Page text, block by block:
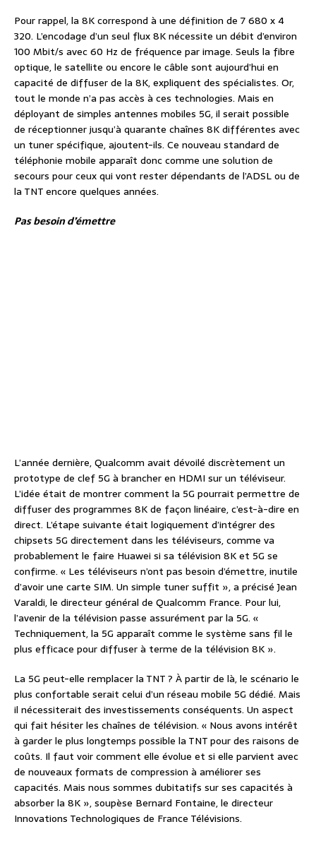
Pour rappel, la 8K correspond à une définition de 7 680 x 4
320. L’encodage d’un seul flux 8K nécessite un débit d’environ
100 Mbit/s avec 60 Hz de fréquence par image. Seuls la fibre
optique, le satellite ou encore le câble sont aujourd’hui en
capacité de diffuser de la 8K, expliquent des spécialistes. Or,
tout le monde n’a pas accès à ces technologies. Mais en
déployant de simples antennes mobiles 5G, il serait possible
de réceptionner jusqu’à quarante chaînes 8K différentes avec
un tuner spécifique, ajoutent-ils. Ce nouveau standard de
téléphonie mobile apparaît donc comme une solution de
secours pour ceux qui vont rester dépendants de l’ADSL ou de
la TNT encore quelques années.
Pas besoin d’émettre
L’année dernière, Qualcomm avait dévoilé discrètement un
prototype de clef 5G à brancher en HDMI sur un téléviseur.
L’idée était de montrer comment la 5G pourrait permettre de
diffuser des programmes 8K de façon linéaire, c’est-à-dire en
direct. L’étape suivante était logiquement d’intégrer des
chipsets 5G directement dans les téléviseurs, comme va
probablement le faire Huawei si sa télévision 8K et 5G se
confirme. « Les téléviseurs n’ont pas besoin d’émettre, inutile
d’avoir une carte SIM. Un simple tuner suffit », a précisé Jean
Varaldi, le directeur général de Qualcomm France. Pour lui,
l’avenir de la télévision passe assurément par la 5G. «
Techniquement, la 5G apparaît comme le système sans fil le
plus efficace pour diffuser à terme de la télévision 8K ».
La 5G peut-elle remplacer la TNT ? À partir de là, le scénario le
plus confortable serait celui d’un réseau mobile 5G dédié. Mais
il nécessiterait des investissements conséquents. Un aspect
qui fait hésiter les chaînes de télévision. « Nous avons intérêt
à garder le plus longtemps possible la TNT pour des raisons de
coûts. Il faut voir comment elle évolue et si elle parvient avec
de nouveaux formats de compression à améliorer ses
capacités. Mais nous sommes dubitatifs sur ses capacités à
absorber la 8K », soupèse Bernard Fontaine, le directeur
Innovations Technologiques de France Télévisions.